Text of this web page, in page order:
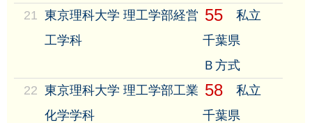
21
東京理科大学 理工学部経営
工学科
55
私立
千葉県
Ｂ方式
22 東京理科大学 理工学部工業
化学学科
58
私立
千葉県